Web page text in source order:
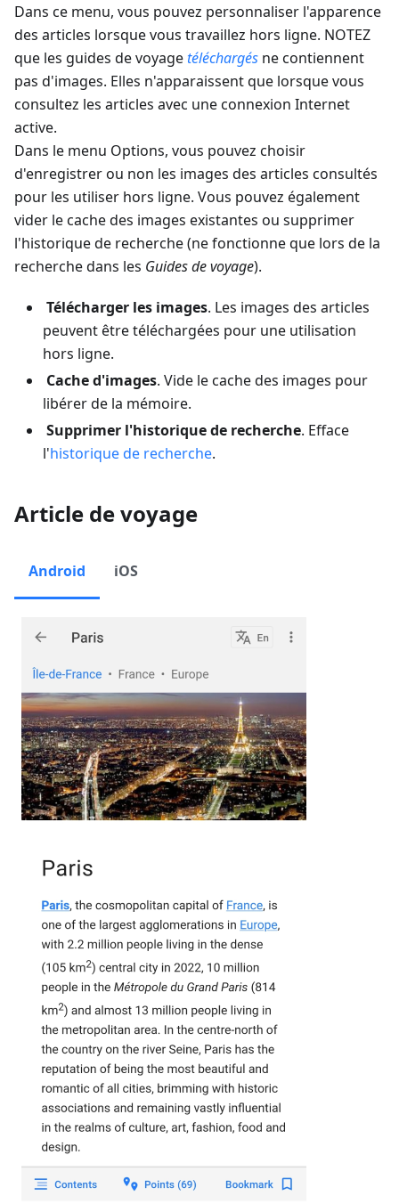
Dans ce menu, vous pouvez personnaliser l'apparence
des articles lorsque vous travaillez hors ligne. NOTEZ
que les guides de voyagetéléchargés ne contiennent
pas d'images. Elles n'apparaissent que lorsque vous
consultez les articles avec une connexion Internet
active.
Dans le menu Options, vous pouvez choisir
d'enregistrer ou non les images des articles consultés
pour les utiliser hors ligne. Vous pouvez également
vider le cache des images existantes ou supprimer
l'historique de recherche (ne fonctionne que lors de la
recherche dans les Guides de voyage).
Télécharger les images. Les images des articles
peuvent être téléchargées pour une utilisation
hors ligne.
Cache d'images. Vide le cache des images pour
libérer de la mémoire.
Supprimer l'historique de recherche. Efface
l'historique de recherche.
Article de voyage
Android iOS